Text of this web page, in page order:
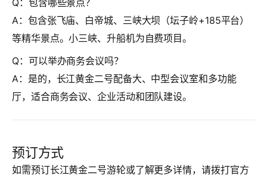
A：包含张飞庙、白帝城、三峡大坝（坛子岭+185平台）
等精华景点。小三峡、升船机为自费项目。
Q：可以举办商务会议吗？
A：是的，长江黄金二号配备大、中型会议室和多功能
厅，适合商务会议、企业活动和团队建设。
预订方式
如需预订长江黄金二号游轮或了解更多详情，请拨打官方